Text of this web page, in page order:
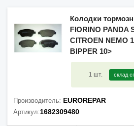
Колодки
FIORINO PANDA
CITROEN NEMO
BIPPER 10>
1 шт. склад
Производитель: EUROREPAR
Артикул:1682309480